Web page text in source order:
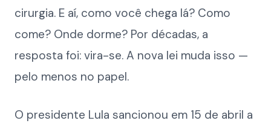
cirurgia. E aí, como você chega lá? Como
come? Onde dorme? Por décadas, a
resposta foi: vira-se. A nova lei muda isso —
pelo menos no papel.
O presidente Lula sancionou em 15 de abril a